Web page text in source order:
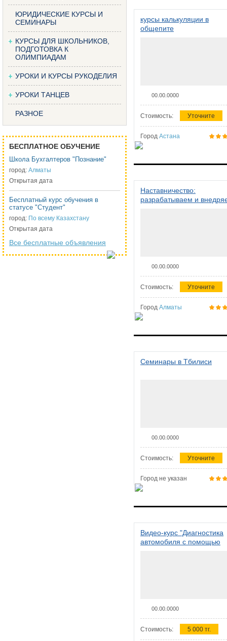
ЮРИДИЧЕСКИЕ КУРСЫ И
СЕМИНАРЫ
КУРСЫ ДЛЯ ШКОЛЬНИКОВ,
ПОДГОТОВКА К
ОЛИМПИАДАМ
УРОКИ И КУРСЫ РУКОДЕЛИЯ
УРОКИ ТАНЦЕВ
РАЗНОЕ
БЕСПЛАТНОЕ ОБУЧЕНИЕ
Школа Бухгалтеров "Познание"
город: Алматы
Открытая дата
Бесплатный курс обучения в
статусе "Студент"
город: По всему Казахстану
Открытая дата
Все бесплатные объявления
курсы калькуляции в
общепите
00.00.0000
Стоимость: Уточните
Город Астана
Наставничество:
разрабатываем и
00.00.0000
Стоимость: Уточните
Город Алматы
Семинары в Тбилиси
00.00.0000
Стоимость: Уточните
Город не указан
Видео-курс "Диагностика
автомобиля с помощью
00.00.0000
Стоимость: 5 000 тг.